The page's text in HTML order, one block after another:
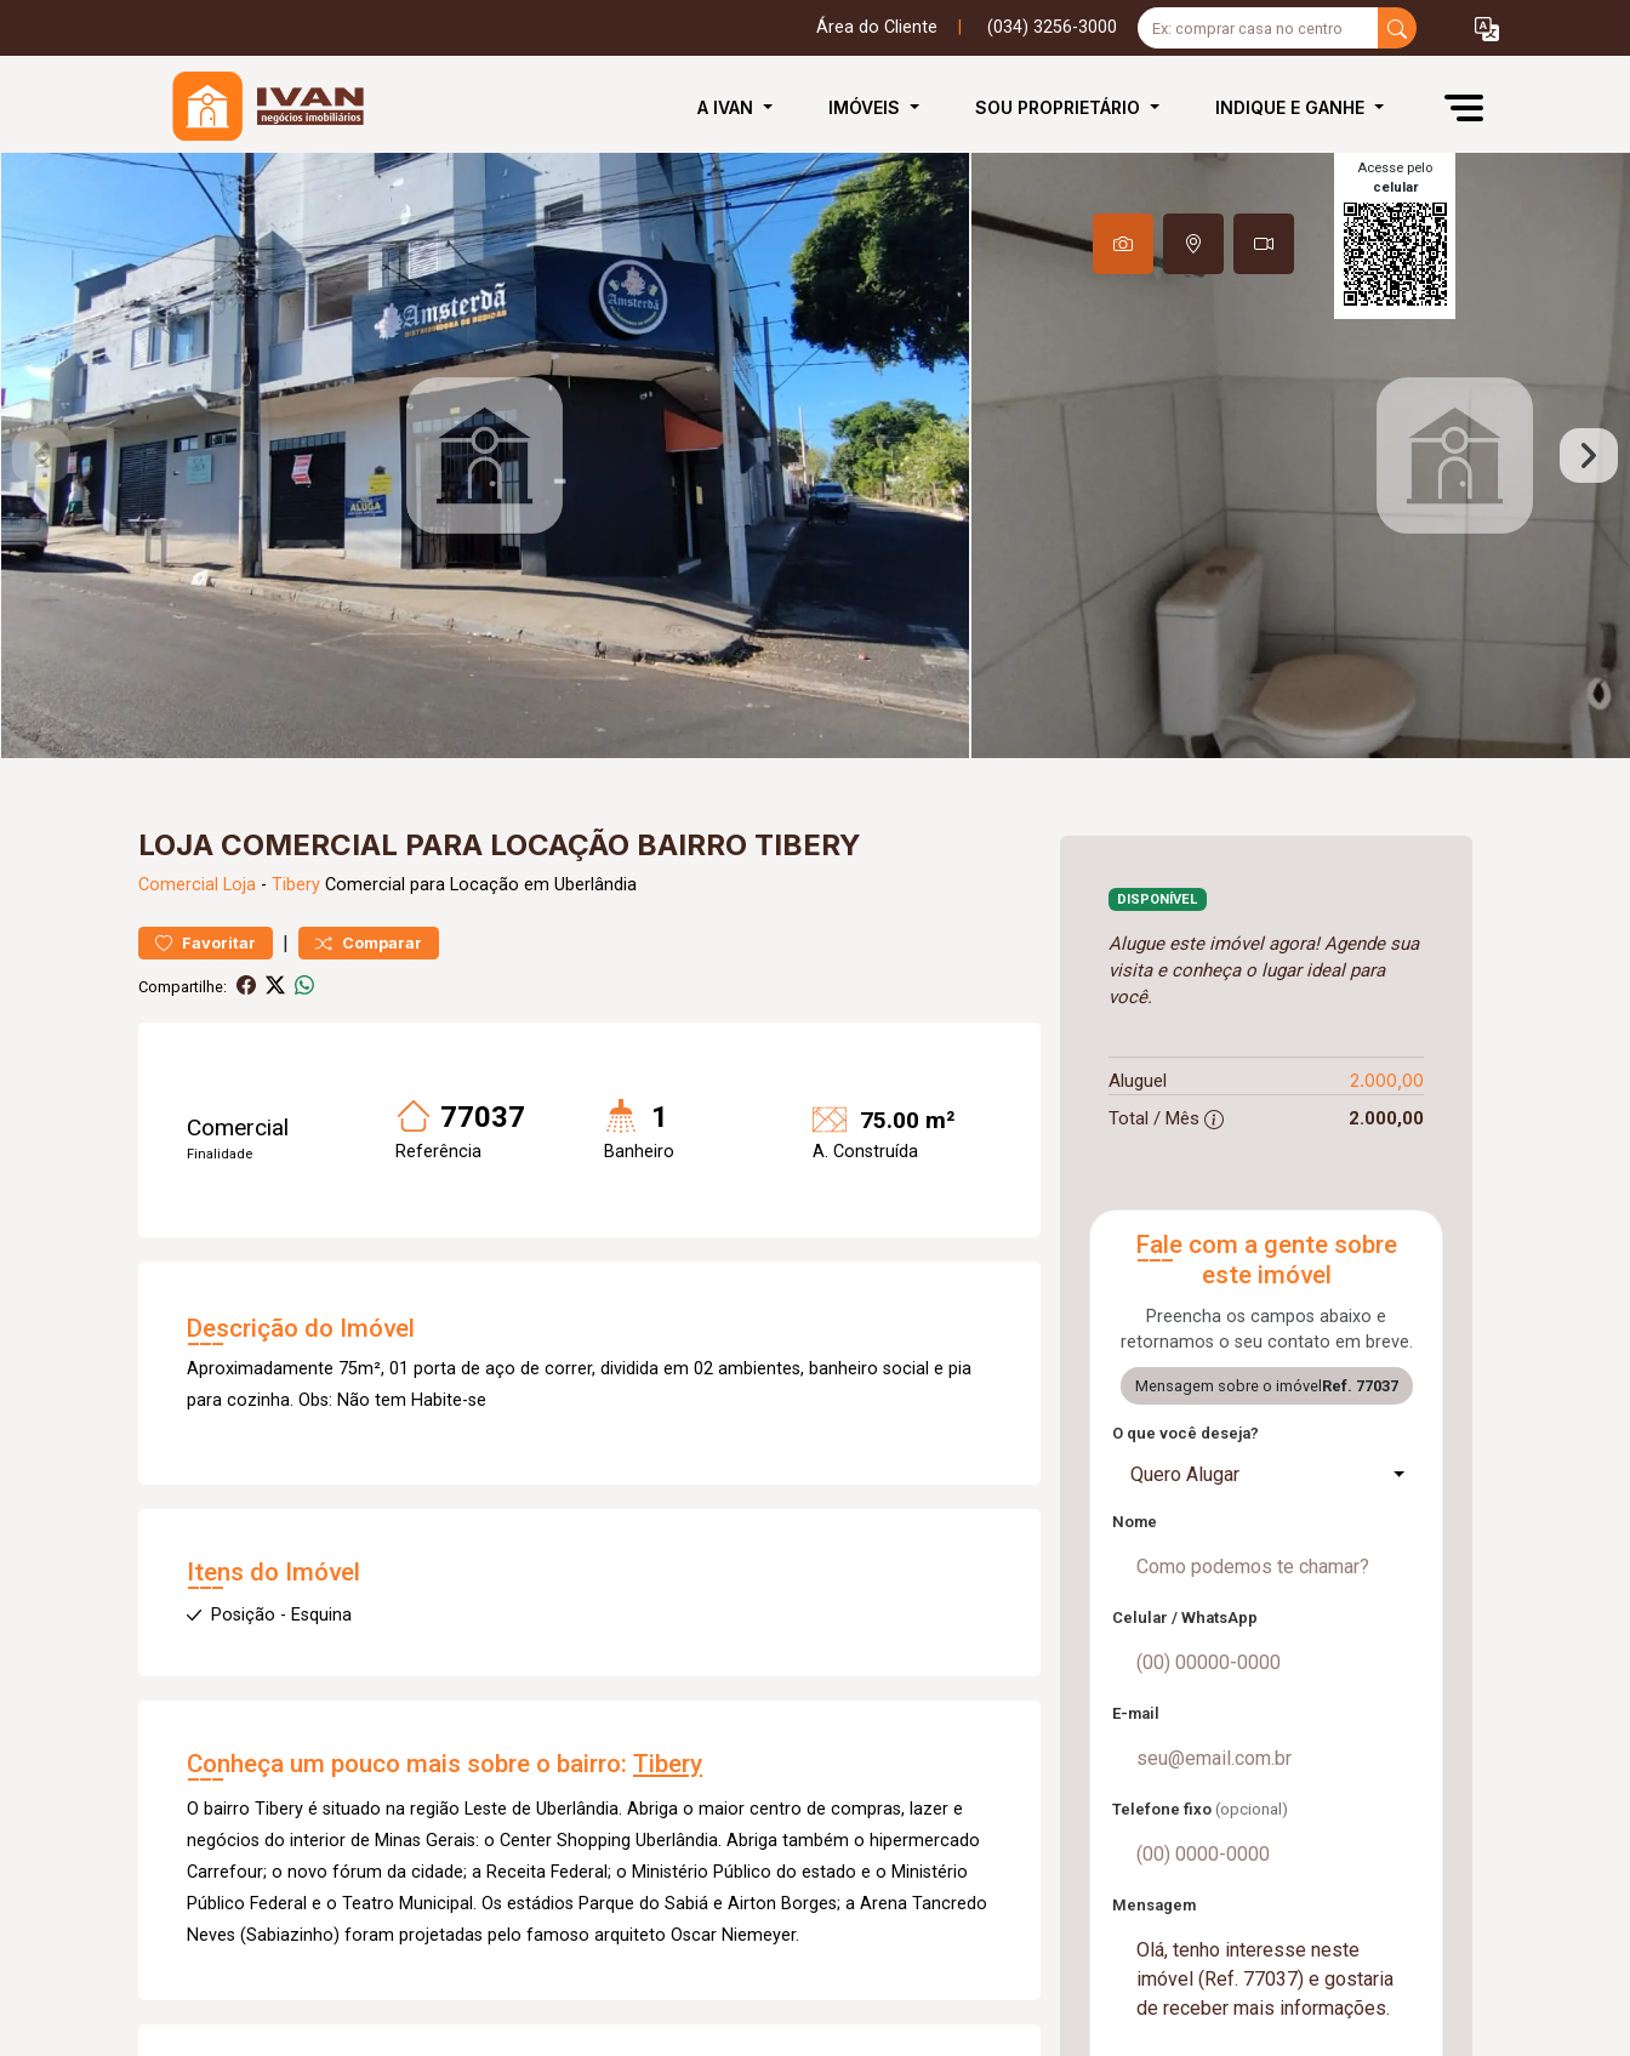
Área do Cliente (034) 3256-3000
A IVAN IMÓVEIS SOU PROPRIETÁRIO INDIQUE E GANHE
Acesse pelo
celular
LOJA COMERCIAL PARA LOCAÇÃO BAIRRO TIBERY
Comercial Loja - Tibery Comercial para Locação em Uberlândia
Favoritar | Comparar
Compartilhe:
Comercial
Finalidade
77037
Referência
1
Banheiro
75.00 m²
A. Construída
Descrição do Imóvel
Aproximadamente 75m², 01 porta de aço de correr, dividida em 02 ambientes, banheiro social e pia
para cozinha. Obs: Não tem Habite-se
Itens do Imóvel
Posição - Esquina
Conheça um pouco mais sobre o bairro: Tibery
O bairro Tibery é situado na região Leste de Uberlândia. Abriga o maior centro de compras, lazer e
negócios do interior de Minas Gerais: o Center Shopping Uberlândia. Abriga também o hipermercado
Carrefour; o novo fórum da cidade; a Receita Federal; o Ministério Público do estado e o Ministério
Público Federal e o Teatro Municipal. Os estádios Parque do Sabiá e Airton Borges; a Arena Tancredo
Neves (Sabiazinho) foram projetadas pelo famoso arquiteto Oscar Niemeyer.
DISPONÍVEL
Alugue este imóvel agora! Agende sua
visita e conheça o lugar ideal para
você.
Aluguel 2.000,00
Total / Mês 2.000,00
Fale com a gente sobre
este imóvel
Preencha os campos abaixo e
retornamos o seu contato em breve.
Mensagem sobre o imóvel Ref. 77037
O que você deseja?
Quero Alugar
Nome
Celular / WhatsApp
E-mail
Telefone fixo (opcional)
Mensagem